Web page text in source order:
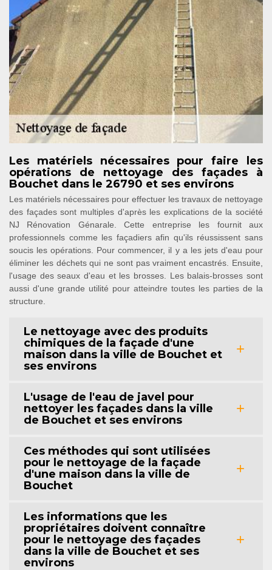
Les matériels nécessaires pour faire les
opérations de nettoyage des façades à
Bouchet dans le 26790 et ses environs
Les matériels nécessaires pour effectuer les travaux de nettoyage
des façades sont multiples d'après les explications de la société
NJ Rénovation Génarale. Cette entreprise les fournit aux
professionnels comme les façadiers afin qu'ils réussissent sans
soucis les opérations. Pour commencer, il y a les jets d'eau pour
éliminer les déchets qui ne sont pas vraiment encastrés. Ensuite,
l'usage des seaux d'eau et les brosses. Les balais-brosses sont
aussi d'une grande utilité pour atteindre toutes les parties de la
structure.
Le nettoyage avec des produits
chimiques de la façade d'une
maison dans la ville de Bouchet et
ses environs
L'usage de l'eau de javel pour
nettoyer les façades dans la ville
de Bouchet et ses environs
Ces méthodes qui sont utilisées
pour le nettoyage de la façade
d'une maison dans la ville de
Bouchet
Les informations que les
propriétaires doivent connaître
pour le nettoyage des façades
dans la ville de Bouchet et ses
environs